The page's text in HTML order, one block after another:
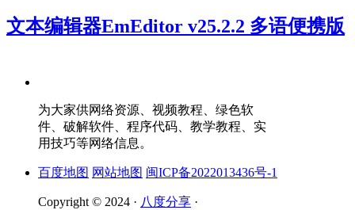
文本编辑器EmEditor v25.2.2 多语便携版
为大家供网络资源、视频教程、绿色软
件、破解软件、程序代码、教学教程、实
用技巧等网络信息。
百度地图 网站地图 闽ICP备2022013436号-1
Copyright © 2024 · 八度分享 ·